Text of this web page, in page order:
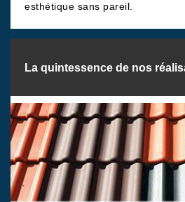
esthétique sans pareil.
La quintessence de nos